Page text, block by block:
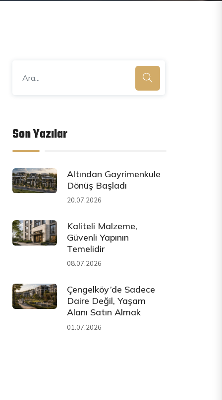
Son Yazılar
Altından Gayrimenkule
Dönüş Başladı
20.07.2026
Kaliteli Malzeme,
Güvenli Yapının
Temelidir
08.07.2026
Çengelköy’de Sadece
Daire Değil, Yaşam
Alanı Satın Almak
01.07.2026